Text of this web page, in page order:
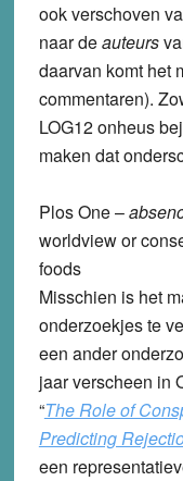
ook verschoven
naar deauteurs
daarvan komt het
commentaren).
LOG12 onheus
maken dat
Plos One –
worldview or
foods
Misschien is het
onderzoekjes te
een ander
jaar verscheen in
“The Role of
Predicting
een